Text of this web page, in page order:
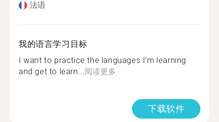
法语
我的语言学习目标
I want to practice the languages I’m learning
and get to learn...阅读更多
下载软件